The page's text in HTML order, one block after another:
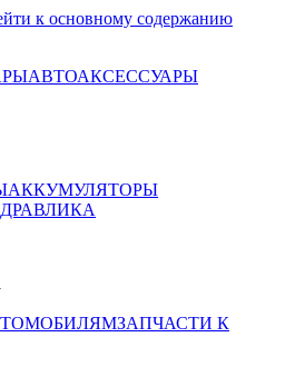
к основному содержанию
АВТОАКСЕССУАРЫ
АККУМУЛЯТОРЫ
ЗАПЧАСТИ К